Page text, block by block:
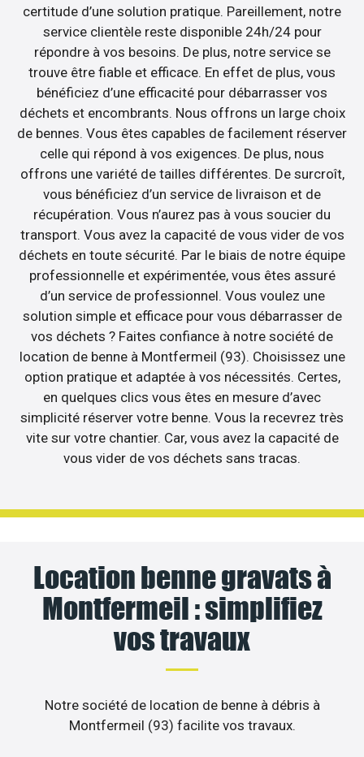
certitude d’une solution pratique. Pareillement, notre
service clientèle reste disponible 24h/24 pour
répondre à vos besoins. De plus, notre service se
trouve être fiable et efficace. En effet de plus, vous
bénéficiez d’une efficacité pour débarrasser vos
déchets et encombrants. Nous offrons un large choix
de bennes. Vous êtes capables de facilement réserver
celle qui répond à vos exigences. De plus, nous
offrons une variété de tailles différentes. De surcroît,
vous bénéficiez d’un service de livraison et de
récupération. Vous n’aurez pas à vous soucier du
transport. Vous avez la capacité de vous vider de vos
déchets en toute sécurité. Par le biais de notre équipe
professionnelle et expérimentée, vous êtes assuré
d’un service de professionnel. Vous voulez une
solution simple et efficace pour vous débarrasser de
vos déchets ? Faites confiance à notre société de
location de benne à Montfermeil (93). Choisissez une
option pratique et adaptée à vos nécessités. Certes,
en quelques clics vous êtes en mesure d’avec
simplicité réserver votre benne. Vous la recevrez très
vite sur votre chantier. Car, vous avez la capacité de
vous vider de vos déchets sans tracas.
Location benne gravats à
Montfermeil : simplifiez
vos travaux
Notre société de location de benne à débris à
Montfermeil (93) facilite vos travaux.